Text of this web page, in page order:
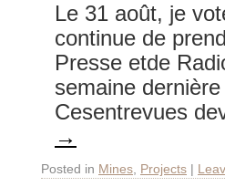
Le 31 août, je
continue de
Presse etde
semaine
Cesentrevues
→
Posted in Mines Projects |